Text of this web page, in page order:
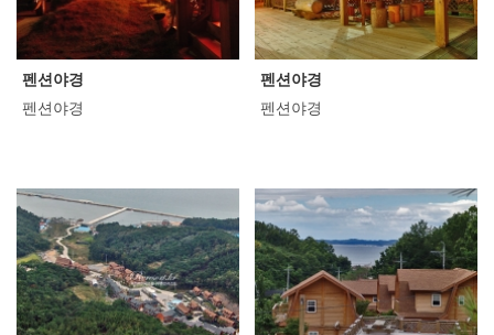
펜션야경
펜션야경
펜션야경
펜션야경